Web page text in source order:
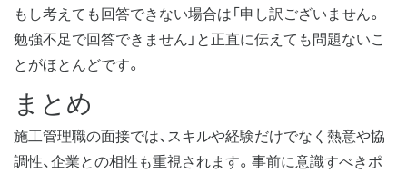
もし考えても回答できない場合は「申し訳ございません。
勉強不足で回答できません」と正直に伝えても問題ないこ
とがほとんどです。
まとめ
施工管理職の面接では、スキルや経験だけでなく熱意や協
調性、企業との相性も重視されます。事前に意識すべきポ